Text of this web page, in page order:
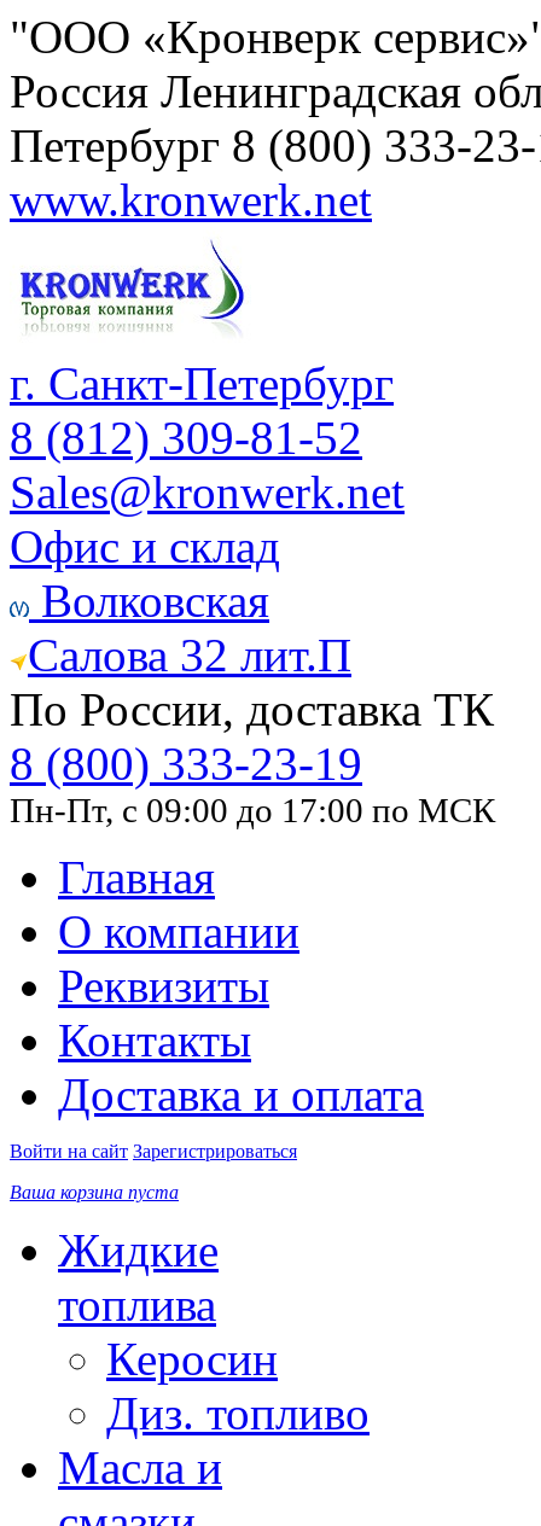
"ООО «Кронверк
Россия Ленинградская
Петербург 8 (800) 333-
www.kronwerk.net
г. Санкт-Петербург
8 (812) 309-81-52
Sales@kronwerk.net
Офис и склад
Волковская
Салова 32 лит.П
По России, доставка ТК
8 (800) 333-23-19
Пн-Пт, с 09:00 до 17:00 по МСК
Главная
О компании
Реквизиты
Контакты
Доставка и оплата
Войти на сайт Зарегистрироваться
Ваша корзина пуста
Жидкие
топлива
Керосин
Диз. топливо
Масла и